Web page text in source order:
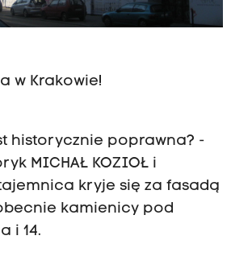
w Krakowie!
historycznie poprawna? -
MICHAŁ KOZIOŁ i
kryje się za fasadą
kamienicy pod
i 14.